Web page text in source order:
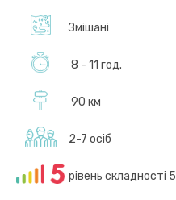
Змішані
8 - 11 год.
90 км
2-7 осіб
рівень складності 5